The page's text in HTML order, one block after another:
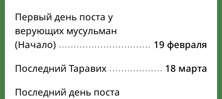
Первый день поста у
верующих мусульман
(Начало)
19 февраля
Последний Таравих
18 марта
Последний день поста